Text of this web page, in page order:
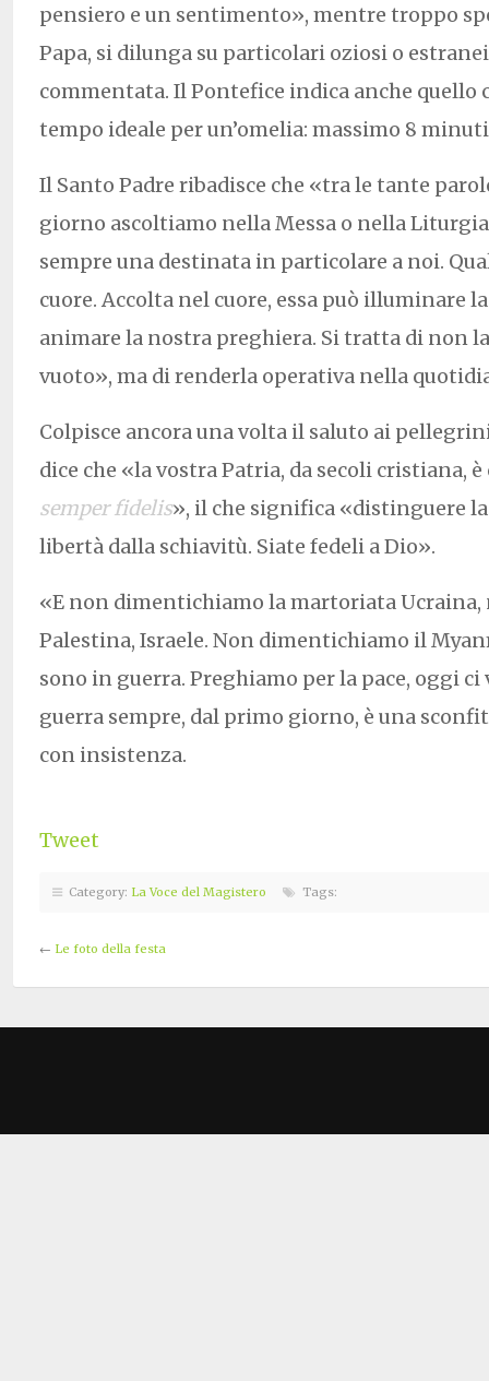
pensiero e un sentimento», mentre troppo
Papa, si dilunga su particolari oziosi o
commentata. Il Pontefice indica anche quello
tempo ideale per un’omelia: massimo 8
Il Santo Padre ribadisce che «tra le tante
giorno ascoltiamo nella Messa o nella Liturgia
sempre una destinata in particolare a noi.
cuore. Accolta nel cuore, essa può illuminare
animare la nostra preghiera. Si tratta di non
vuoto», ma di renderla operativa nella
Colpisce ancora una volta il saluto ai
dice che «la vostra Patria, da secoli cristiana,
semper fidelis», il che significa «distinguere
libertà dalla schiavitù. Siate fedeli a Dio».
«E non dimentichiamo la martoriata
Palestina, Israele. Non dimentichiamo il
sono in guerra. Preghiamo per la pace, oggi ci
guerra sempre, dal primo giorno, è una
con insistenza.
Tweet
Category: La Voce del Magistero Tags:
← Le foto della festa